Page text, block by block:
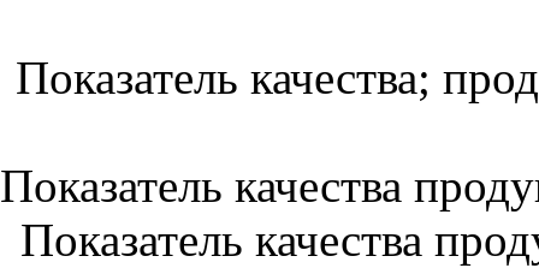
Показатель качества;
Показатель качества
Показатель качества